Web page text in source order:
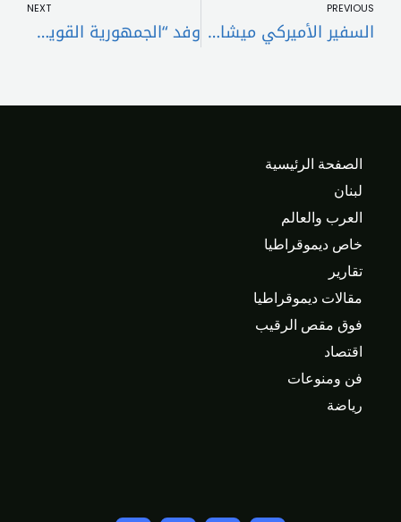
PREVIOUS
السفير الأميركي ميشال عيسى: وقف إطلاق النار قيد التثبيت وإسرائيل ستنسحب من لبنان
NEXT
وفد “الجمهورية القوية” يؤكد لنواف سلام دعمه لمسار الحكومة وسيادة الدولة
الصفحة الرئيسية
لبنان
العرب والعالم
خاص ديموقراطيا
تقارير
مقالات ديموقراطيا
فوق مقص الرقيب
اقتصاد
فن ومنوعات
رياضة